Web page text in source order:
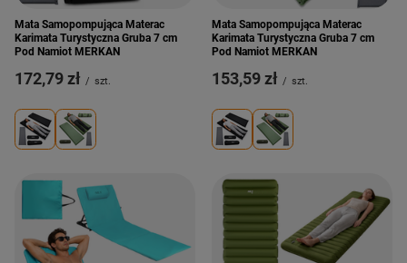
Mata Samopompująca Materac
Karimata Turystyczna Gruba 7 cm
Pod Namiot MERKAN
172,79 zł / szt.
Mata Samopompująca Materac
Karimata Turystyczna Gruba 7 cm
Pod Namiot MERKAN
153,59 zł / szt.